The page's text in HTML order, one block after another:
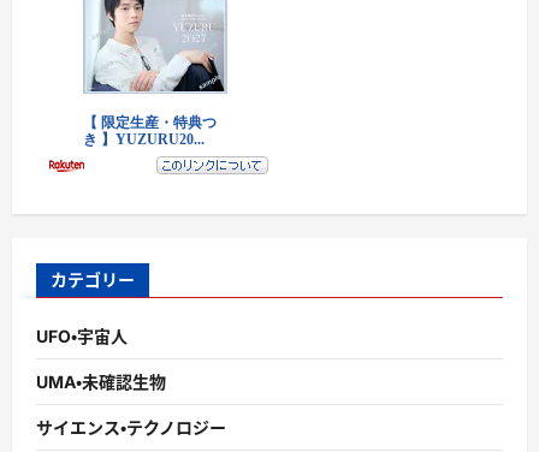
カテゴリー
UFO・宇宙人
UMA・未確認生物
サイエンス・テクノロジー